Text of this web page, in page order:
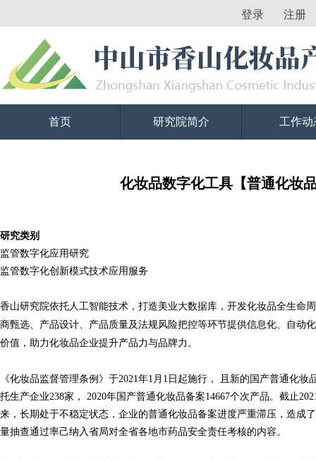
登录 注册
首页 研究院简介 工作动
化妆品数字化工具【普通化妆
研究类别
监管数字化应用研究
监管数字化创新模式技术应用服务
香山研究院依托人工智能技术，打造美业大数据库，开发化妆品全生命
商甄选、产品设计、产品质量及法规风险把控等环节提供信息化、自动
价值，助力化妆品企业提升产品力与品牌力。
《化妆品监督管理条例》于2021年1 月 1 日起施行， 且新的国产普通化妆
托生产企业238家， 2020年国产普通化妆品备案14667个次产品。截止
来，长期处于不稳定状态，企业的普通化妆品备案进度严重滞压，造成
量抽查通过率己纳入省局对全省各地市药品安全责任考核的内容。